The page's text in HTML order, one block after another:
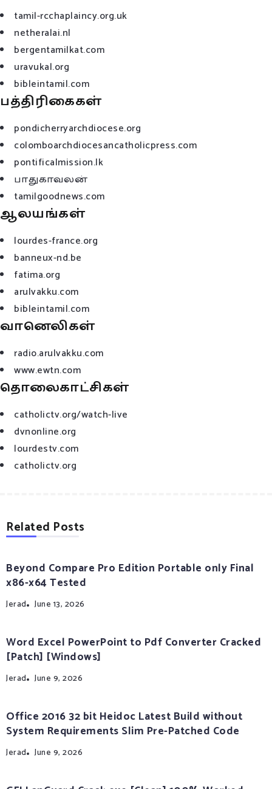
tamil-rcchaplaincy.org.uk
netheralai.nl
bergentamilkat.com
uravukal.org
bibleintamil.com
பத்திரிகைகள்
pondicherryarchdiocese.org
colomboarchdiocesancatholicpress.com
pontificalmission.lk
பாதுகாவலன்
tamilgoodnews.com
ஆலயங்கள்
lourdes-france.org
banneux-nd.be
fatima.org
arulvakku.com
bibleintamil.com
வானெலிகள்
radio.arulvakku.com
www.ewtn.com
தொலைகாட்சிகள்
catholictv.org/watch-live
dvnonline.org
lourdestv.com
catholictv.org
Related Posts
Beyond Compare Pro Edition Portable only Final
x86-x64 Tested
Jerad June 13, 2026
Word Excel PowerPoint to Pdf Converter Cracked
[Patch] [Windows]
Jerad June 9, 2026
Office 2016 32 bit Heidoc Latest Build without
System Requirements Slim Pre-Patched Code
Jerad June 9, 2026